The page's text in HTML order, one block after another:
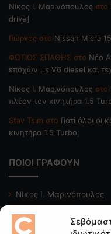
Nίκος Ι. Mαρινόπουλος στο
drive]
Γιώργος στο Nissan Micra
ΦΩΤΙΟΣ ΣΠΑΘΗΣ στο Νέο
εποχών με V6 diesel και
Nίκος Ι. Mαρινόπουλος στο
πλέον τον κινητήρα 1.5
Stav Tsim στο Γιατί όλοι
κινητήρα 1.5 Turbo;
ΠΟΙΟΙ ΓΡΑΦΟΥΝ
Νίκος Ι. Μαρινόπουλος
Κώστας Κάκκαβας
Νίκος Βαϊλακάκης